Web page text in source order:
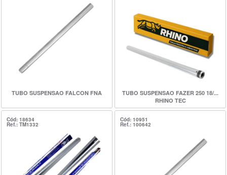
TUBO SUSPENSAO FALCON FNA
TUBO SUSPENSAO FAZER 250 18/...
RHINO TEC
Cód: 18634
Ref.: TM1332
Cód: 10951
Ref.: 100642